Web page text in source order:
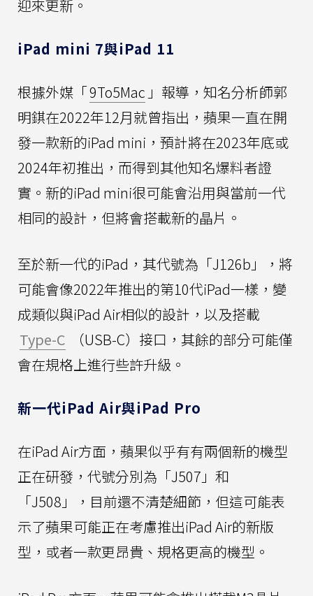
迎來更新。
iPad mini 7與iPad 11
根據外媒「9To5Mac 」報導，知名分析師郭
明錤在2022年12月就曾指出，蘋果一直在開
發一款新的iPad mini，預計將在2023年底或
2024年初推出，而得到其他知名爆料者證
實。新的iPad mini很可能會沿用與當前一代
相同的設計，但將會搭載新的晶片。
至於新一代的iPad，其代號為「J126b」，將
可能會像2022年推出的第10代iPad一樣，變
成類似與iPad Air相似的設計，以及搭載
Type-C
（USB-C）接口，其餘的部分可能僅
會在規格上進行些許升級。
新一代iPad Air與iPad Pro
在iPad Air方面，蘋果似乎有有兩個新的機型
正在研發，代號分別為「J507」和
「J508」，目前還不清楚細節，但這可能表
示了蘋果可能正在考慮推出iPad Air的新版
型，或者一款更昂貴、規格更高的機型。